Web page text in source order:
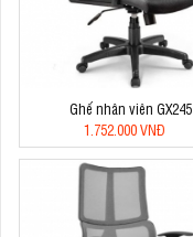
Ghế nhân viên GX245
1.752.000 VNĐ